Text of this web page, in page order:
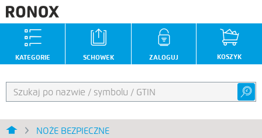
ZALOGUJ KOSZYK
SCHOWEK
KATEGORIE
NOŻE BEZPIECZNE